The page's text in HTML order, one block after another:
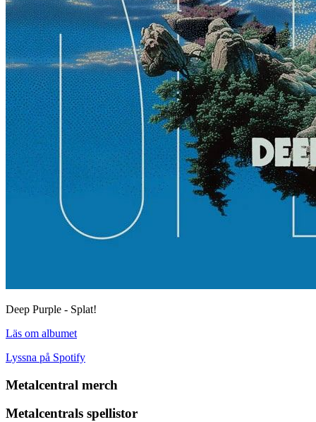
Deep Purple - Splat!
Läs om albumet
Lyssna på Spotify
Metalcentral merch
Metalcentrals spellistor